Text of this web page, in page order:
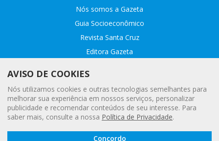
Leia a
Nós somos a Gazeta
Guia Socioeconômico
Revista Santa Cruz
Editora Gazeta
Fale conosco
Webmail
Assinatura Premiada
Política Geral de Privacidade e Proteção
AVISO DE COOKIES
Nós utilizamos cookies e outras tecnologias semelhantes para
melhorar sua experiência em nossos serviços, personalizar
publicidade e recomendar conteúdos de seu interesse. Para
saber mais, consulte a nossa Política de Privacidade.
Concordo